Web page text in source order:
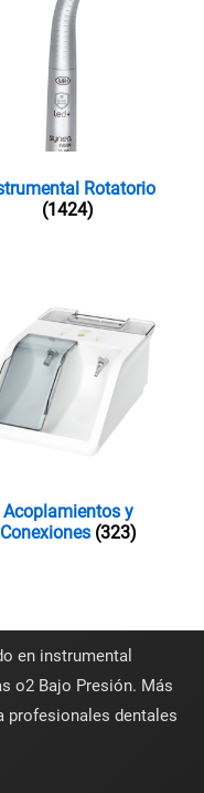
Rotatorio
(1424)
Acoplamientos y
Conexiones (323)
en instrumental
o2 Bajo Presión. Más
profesionales dentales